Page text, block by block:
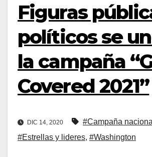
Figuras
políticos se
la campaña
Covered 2021”
DIC 14, 2020 #Campaña nacional
#Estrellas y lideres, #Washington